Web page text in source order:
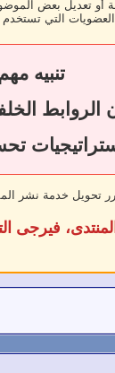
أو تعديل بعض
التي تستخدم
تنبيه
تحويل خدمة نشر